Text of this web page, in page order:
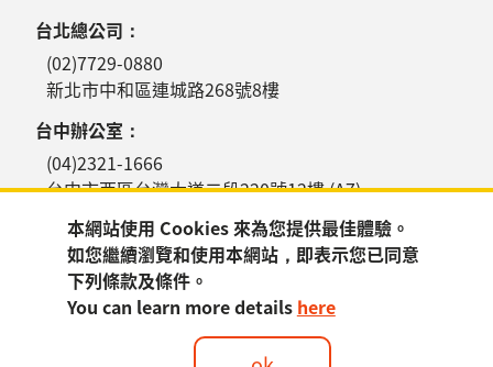
本網站使用 Cookies 來為您提供最佳體驗。
如您繼續瀏覽和使用本網站，即表示您已同意
下列條款及條件。
You can learn more details here
台北總公司：
(02)7729-0880
新北市中和區連城路268號8樓
台中辦公室：
(04)2321-1666
台中市西區台灣大道二段220號12樓 (A7)
高雄辦公室：
(07)970-2168
高雄市三民區博愛一路366號14樓